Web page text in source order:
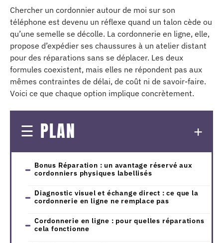
Chercher un cordonnier autour de moi sur son
téléphone est devenu un réflexe quand un talon cède ou
qu’une semelle se décolle. La cordonnerie en ligne, elle,
propose d’expédier ses chaussures à un atelier distant
pour des réparations sans se déplacer. Les deux
formules coexistent, mais elles ne répondent pas aux
mêmes contraintes de délai, de coût ni de savoir-faire.
Voici ce que chaque option implique concrètement.
PLAN
Bonus Réparation : un avantage réservé aux
cordonniers physiques labellisés
Diagnostic visuel et échange direct : ce que la
cordonnerie en ligne ne remplace pas
Cordonnerie en ligne : pour quelles réparations
cela fonctionne